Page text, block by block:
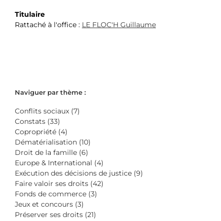
Titulaire
Rattaché à l'office : LE FLOC'H Guillaume
Naviguer par thème :
Conflits sociaux (7)
Constats (33)
Copropriété (4)
Dématérialisation (10)
Droit de la famille (6)
Europe & International (4)
Exécution des décisions de justice (9)
Faire valoir ses droits (42)
Fonds de commerce (3)
Jeux et concours (3)
Préserver ses droits (21)